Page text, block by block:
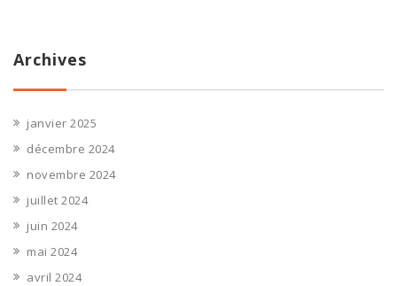
Archives
janvier 2025
décembre 2024
novembre 2024
juillet 2024
juin 2024
mai 2024
avril 2024